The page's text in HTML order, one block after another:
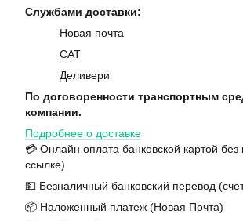
Службами доставки:
Новая почта
САТ
Деливери
По договоренности транспортным
компании.
Подробнее о доставке
💳 Онлайн оплата банковской картой без
ссылке)
💵 Безналичный банковский перевод
📦 Наложенный платеж (Новая Почта)